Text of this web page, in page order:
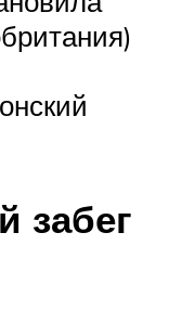
забег